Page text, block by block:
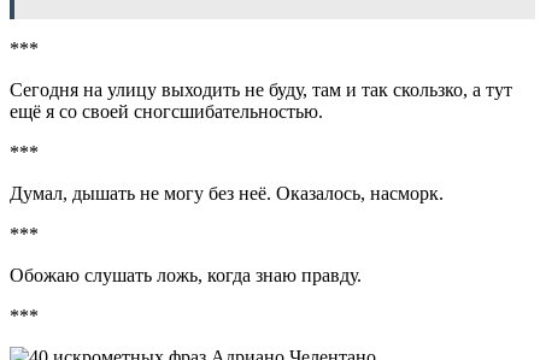
***
Сегодня на улицу выходить не буду, там и так скользко, а тут
ещё я со своей сногсшибательностью.
***
Думал, дышать не могу без неё. Оказалось, насморк.
***
Обожаю слушать ложь, когда знаю правду.
***